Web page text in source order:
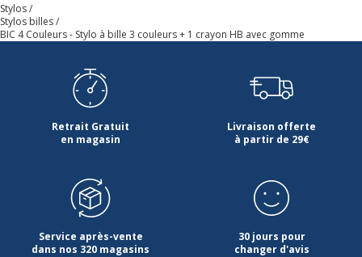
Stylos
Stylos billes
BIC 4 Couleurs - Stylo à bille 3 couleurs + 1 crayon HB avec gomme
Retrait Gratuit
en magasin
Livraison offerte
à partir de 29€
Service après-vente
dans nos 320 magasins
30 jours pour
changer d'avis